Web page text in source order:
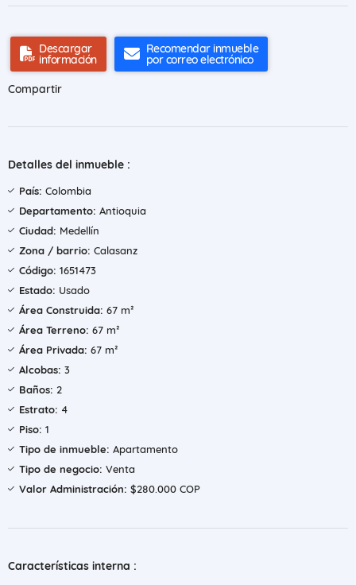
Descargar
información
Recomendar inmueble
por correo electrónico
Compartir
Detalles del inmueble :
País: Colombia
Departamento: Antioquia
Ciudad: Medellín
Zona / barrio: Calasanz
Código: 1651473
Estado: Usado
Área Construida: 67 m²
Área Terreno: 67 m²
Área Privada: 67 m²
Alcobas: 3
Baños: 2
Estrato: 4
Piso: 1
Tipo de inmueble: Apartamento
Tipo de negocio: Venta
Valor Administración: $280.000 COP
Características interna :